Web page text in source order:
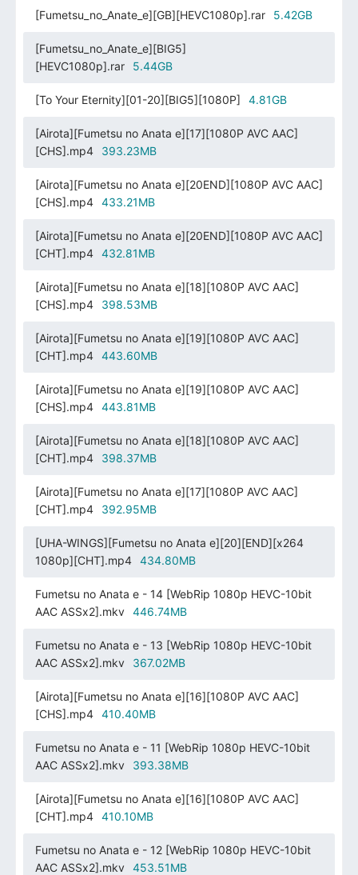
[Fumetsu_no_Anate_e][GB][HEVC1080p].rar 5.42GB
[Fumetsu_no_Anate_e][BIG5]
[HEVC1080p].rar
5.44GB
[To Your Eternity][01-20][BIG5][1080P] 4.81GB
[Airota][Fumetsu no Anata e][17][1080P AVC AAC]
[CHS].mp4
393.23MB
[Airota][Fumetsu no Anata e][20END][1080P AVC AAC]
[CHS].mp4
433.21MB
[Airota][Fumetsu no Anata e][20END][1080P AVC AAC]
[CHT].mp4
432.81MB
[Airota][Fumetsu no Anata e][18][1080P AVC AAC]
[CHS].mp4
398.53MB
[Airota][Fumetsu no Anata e][19][1080P AVC AAC]
[CHT].mp4
443.60MB
[Airota][Fumetsu no Anata e][19][1080P AVC AAC]
[CHS].mp4
443.81MB
[Airota][Fumetsu no Anata e][18][1080P AVC AAC]
[CHT].mp4
398.37MB
[Airota][Fumetsu no Anata e][17][1080P AVC AAC]
[CHT].mp4
392.95MB
[UHA-WINGS][Fumetsu no Anata e][20][END][x264
1080p][CHT].mp4
434.80MB
Fumetsu no Anata e - 14 [WebRip 1080p HEVC-10bit
AAC ASSx2].mkv
446.74MB
Fumetsu no Anata e - 13 [WebRip 1080p HEVC-10bit
AAC ASSx2].mkv
367.02MB
[Airota][Fumetsu no Anata e][16][1080P AVC AAC]
[CHS].mp4
410.40MB
Fumetsu no Anata e - 11 [WebRip 1080p HEVC-10bit
AAC ASSx2].mkv
393.38MB
[Airota][Fumetsu no Anata e][16][1080P AVC AAC]
[CHT].mp4
410.10MB
Fumetsu no Anata e - 12 [WebRip 1080p HEVC-10bit
AAC ASSx2].mkv
453.51MB